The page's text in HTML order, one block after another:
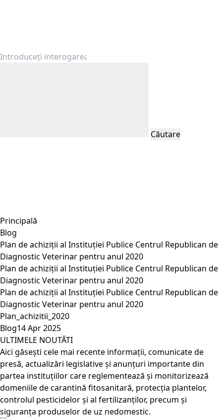
Căutare
Principală
Blog
Plan de achiziții al Instituției Publice Centrul Republican de
Diagnostic Veterinar pentru anul 2020
Plan de achiziții al Instituției Publice Centrul Republican de
Diagnostic Veterinar pentru anul 2020
Plan de achiziții al Instituției Publice Centrul Republican de
Diagnostic Veterinar pentru anul 2020
Plan_achizitii_2020
Blog14 Apr 2025
ULTIMELE NOUTĂTI
Aici găsești cele mai recente informații, comunicate de
presă, actualizări legislative și anunțuri importante din
partea instituțiilor care reglementează și monitorizează
domeniile de carantină fitosanitară, protecția plantelor,
controlul pesticidelor și al fertilizanților, precum și
siguranța produselor de uz nedomestic.